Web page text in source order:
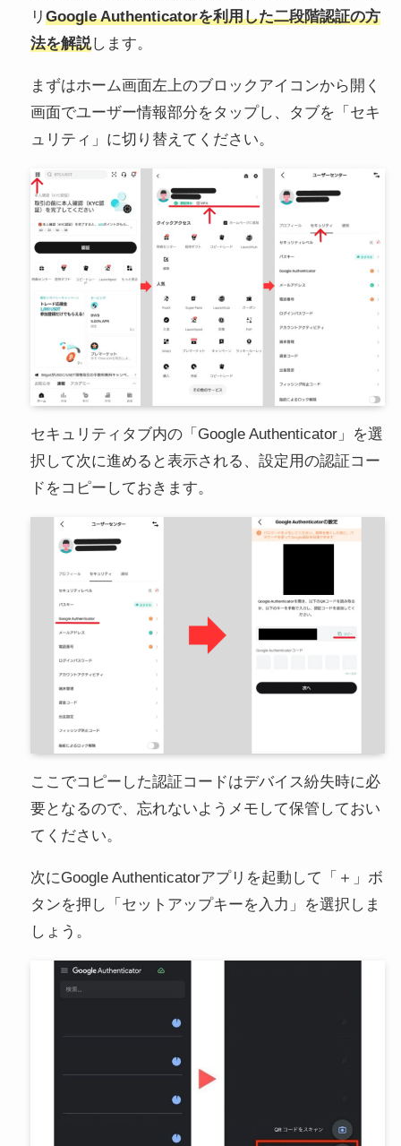
リ Google Authenticatorを利用した二段階認証の方
法を解説します。
まずはホーム画面左上のブロックアイコンから開く
画面でユーザー情報部分をタップし、タブを「セキ
ュリティ」に切り替えてください。
セキュリティタブ内の「Google Authenticator」を選
択して次に進めると表示される、設定用の認証コー
ドをコピーしておきます。
ここでコピーした認証コードはデバイス紛失時に必
要となるので、忘れないようメモして保管しておい
てください。
次にGoogle Authenticatorアプリを起動して「＋」ボ
タンを押し「セットアップキーを入力」を選択しま
しょう。